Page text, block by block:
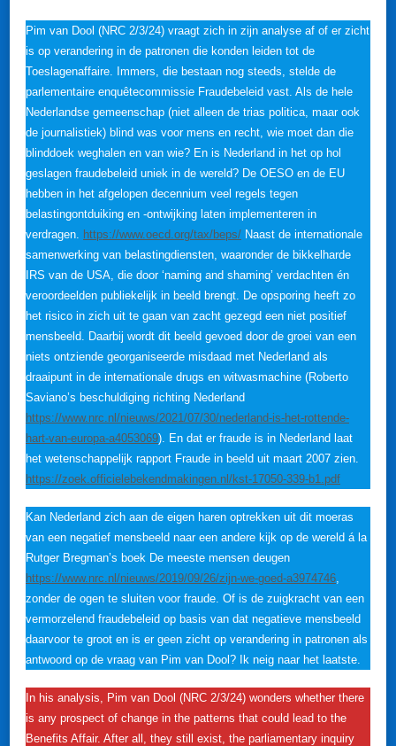
Pim van Dool (NRC 2/3/24) vraagt zich in zijn analyse af of er zicht
is op verandering in de patronen die konden leiden tot de
Toeslagenaffaire. Immers, die bestaan nog steeds, stelde de
parlementaire enquêtecommissie Fraudebeleid vast. Als de hele
Nederlandse gemeenschap (niet alleen de trias politica, maar ook
de journalistiek) blind was voor mens en recht, wie moet dan die
blinddoek weghalen en van wie? En is Nederland in het op hol
geslagen fraudebeleid uniek in de wereld? De OESO en de EU
hebben in het afgelopen decennium veel regels tegen
belastingontduiking en -ontwijking laten implementeren in
verdragen. https://www.oecd.org/tax/beps/ Naast de internationale
samenwerking van belastingdiensten, waaronder de bikkelharde
IRS van de USA, die door ‘naming and shaming’ verdachten én
veroordeelden publiekelijk in beeld brengt. De opsporing heeft zo
het risico in zich uit te gaan van zacht gezegd een niet positief
mensbeeld. Daarbij wordt dit beeld gevoed door de groei van een
niets ontziende georganiseerde misdaad met Nederland als
draaipunt in de internationale drugs en witwasmachine (Roberto
Saviano’s beschuldiging richting Nederland
https://www.nrc.nl/nieuws/2021/07/30/nederland-is-het-rottende-
hart-van-europa-a4053069). En dat er fraude is in Nederland laat
het wetenschappelijk rapport Fraude in beeld uit maart 2007 zien.
https://zoek.officielebekendmakingen.nl/kst-17050-339-b1.pdf
Kan Nederland zich aan de eigen haren optrekken uit dit moeras
van een negatief mensbeeld naar een andere kijk op de wereld á la
Rutger Bregman’s boek De meeste mensen deugen
https://www.nrc.nl/nieuws/2019/09/26/zijn-we-goed-a3974746,
zonder de ogen te sluiten voor fraude. Of is de zuigkracht van een
vermorzelend fraudebeleid op basis van dat negatieve mensbeeld
daarvoor te groot en is er geen zicht op verandering in patronen als
antwoord op de vraag van Pim van Dool? Ik neig naar het laatste.
In his analysis, Pim van Dool (NRC 2/3/24) wonders whether there
is any prospect of change in the patterns that could lead to the
Benefits Affair. After all, they still exist, the parliamentary inquiry